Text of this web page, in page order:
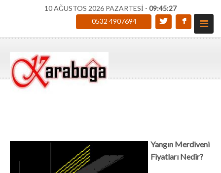
10 AĞUSTOS 2026 PAZARTESİ - 09:45:28
0532 4907694
Yangın Merdiveni
Fiyatları Nedir?